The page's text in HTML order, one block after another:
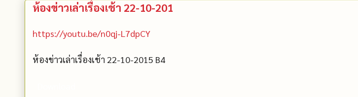
ห้องข่าวเล่าเรื่องเช้า 22-10-201
https://youtu.be/n0qj-L7dpCY
ห้องข่าวเล่าเรื่องเช้า 22-10-2015 B4